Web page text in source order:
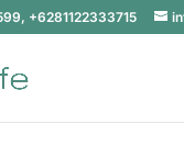
+6281122333715